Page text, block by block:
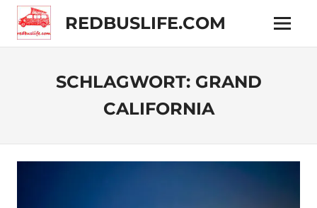
Zum
Inhalt
springen
REDBUSLIFE.COM
Technik
Menü
SCHLAGWORT: GRAND
CALIFORNIA